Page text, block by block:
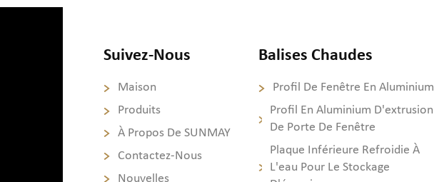
Suivez-Nous
Maison
Produits
À Propos De SUNMAY
Contactez-Nous
Nouvelles
Balises Chaudes
Profil De Fenêtre En Aluminium
Profil En Aluminium D'extrusion
De Porte De Fenêtre
Plaque Inférieure Refroidie À
L'eau Pour Le Stockage